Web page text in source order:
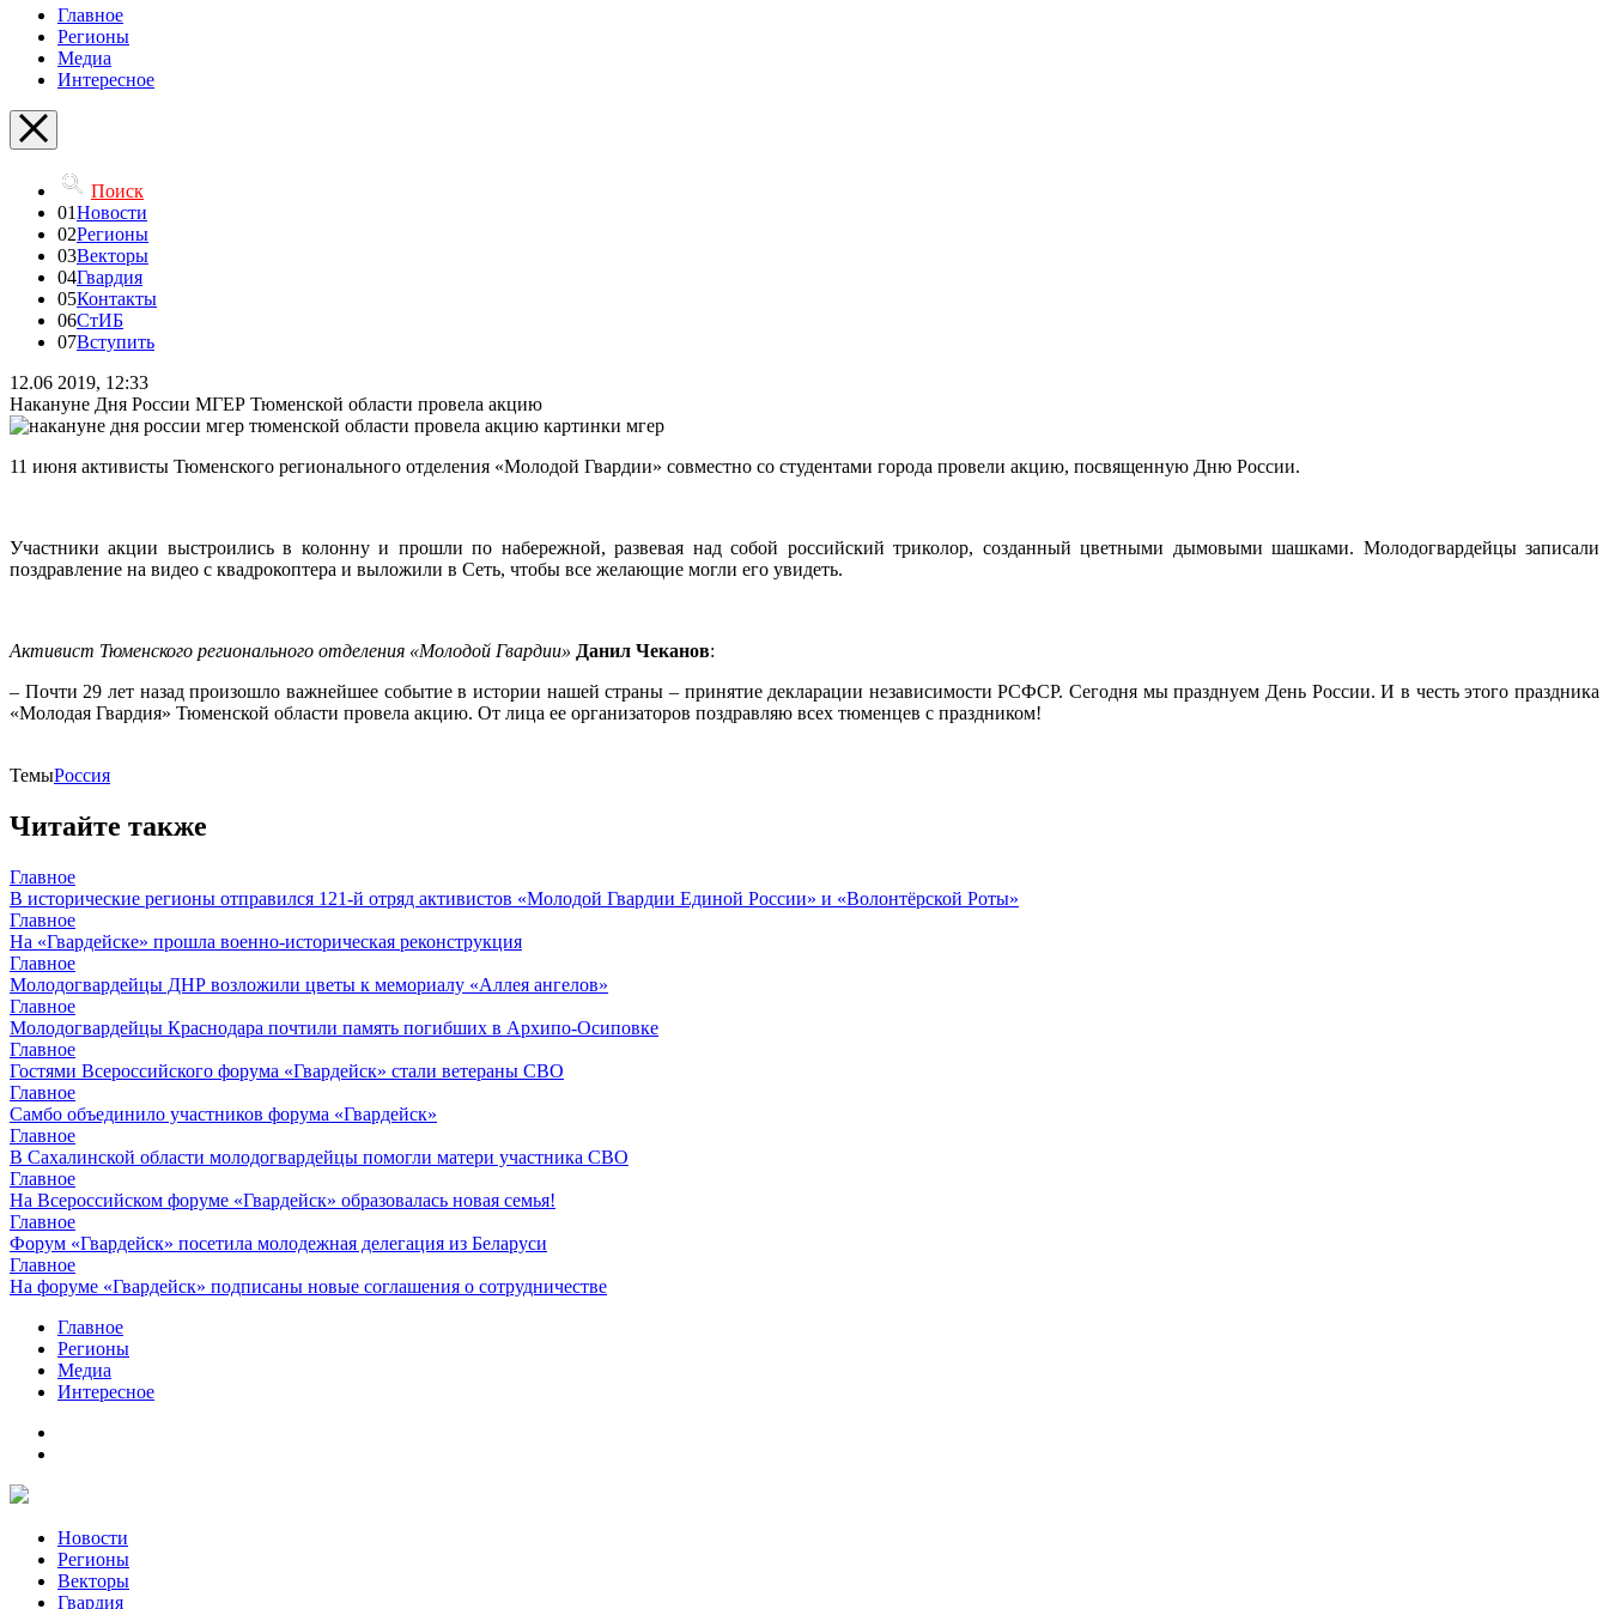
Главное
Регионы
Медиа
Интересное
Поиск
01Новости
02Регионы
03Векторы
04Гвардия
05Контакты
06СтИБ
07Вступить
12.06 2019, 12:33
Накануне Дня России МГЕР Тюменской области провела акцию
11 июня активисты Тюменского регионального отделения «Молодой Гвардии» совместно со студентами города провели акцию, посвященную Дню России.
Участники акции выстроились в колонну и прошли по набережной, развевая над собой российский триколор, созданный цветными дымовыми шашками. Молодогвардейцы записали
поздравление на видео с квадрокоптера и выложили в Сеть, чтобы все желающие могли его увидеть.
Активист Тюменского регионального отделения «Молодой Гвардии» Данил Чеканов:
– Почти 29 лет назад произошло важнейшее событие в истории нашей страны – принятие декларации независимости РСФСР. Сегодня мы празднуем День России. И в честь этого праздника
«Молодая Гвардия» Тюменской области провела акцию. От лица ее организаторов поздравляю всех тюменцев с праздником!
ТемыРоссия
Читайте также
Главное
В исторические регионы отправился 121-й отряд активистов «Молодой Гвардии Единой России» и «Волонтёрской Роты»
Главное
На «Гвардейске» прошла военно-историческая реконструкция
Главное
Молодогвардейцы ДНР возложили цветы к мемориалу «Аллея ангелов»
Главное
Молодогвардейцы Краснодара почтили память погибших в Архипо-Осиповке
Главное
Гостями Всероссийского форума «Гвардейск» стали ветераны СВО
Главное
Самбо объединило участников форума «Гвардейск»
Главное
В Сахалинской области молодогвардейцы помогли матери участника СВО
Главное
На Всероссийском форуме «Гвардейск» образовалась новая семья!
Главное
Форум «Гвардейск» посетила молодежная делегация из Беларуси
Главное
На форуме «Гвардейск» подписаны новые соглашения о сотрудничестве
Главное
Регионы
Медиа
Интересное
Новости
Регионы
Векторы
Гвардия